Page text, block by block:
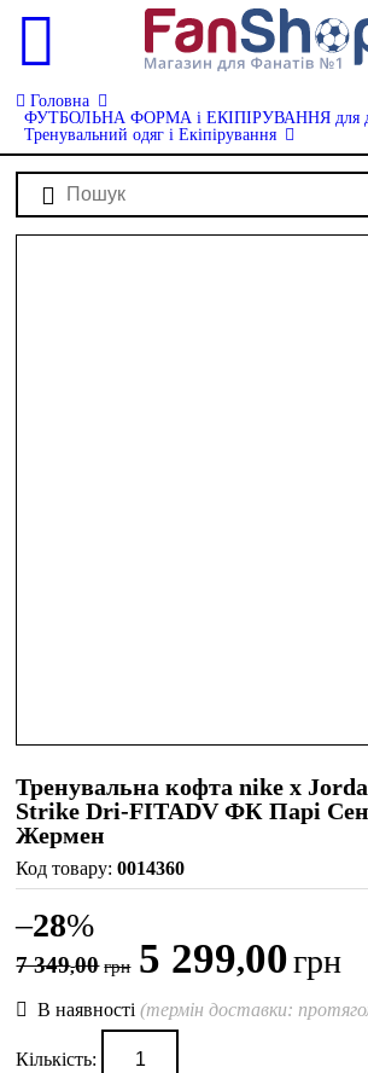
Головна
ФУТБОЛЬНА ФОРМА і ЕКІПІРУВАННЯ для
Тренувальний одяг і Екіпірування
Тренувальна кофта nike x
Strike Dri-FITADV ФК Парі
Жермен
0014360
–28%
7 349,00 грн 5 299,00грн
В наявності(термін доставки:
Кількість: